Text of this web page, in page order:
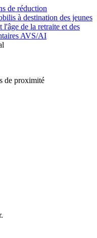
de réduction
à destination des jeunes
l'âge de la retraite et des
AVS/AI
de proximité